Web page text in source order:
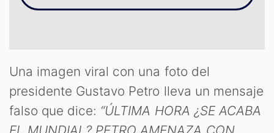
Una imagen viral con una foto del
presidente Gustavo Petro lleva un mensaje
falso que dice: “ÚLTIMA HORA ¿SE ACABA